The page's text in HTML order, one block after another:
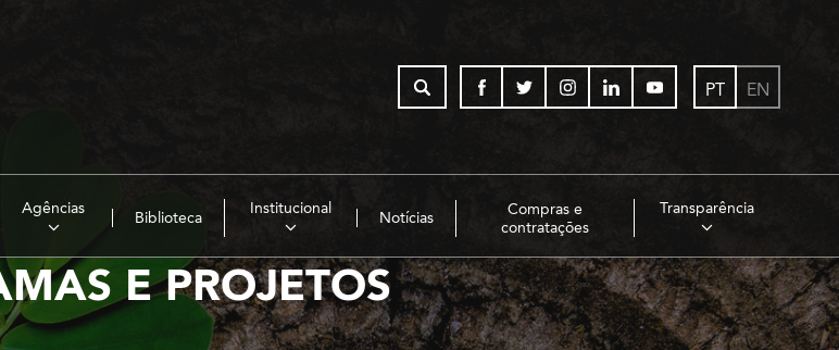
PT EN
Agências
Biblioteca
Institucional
Notícias
Compras e
contratações
Transparência
E PROJETOS